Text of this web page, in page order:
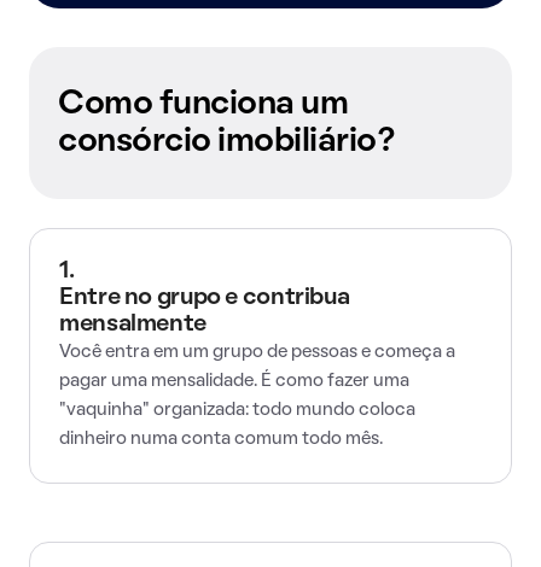
Como funciona um
consórcio imobiliário?
1.
Entre no grupo e contribua
mensalmente
Você entra em um grupo de pessoas e começa a
pagar uma mensalidade. É como fazer uma
"vaquinha" organizada: todo mundo coloca
dinheiro numa conta comum todo mês.